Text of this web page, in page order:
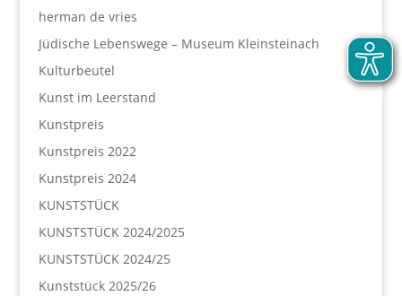
herman de vries
Jüdische Lebenswege – Museum Kleinsteinach
Kulturbeutel
Kunst im Leerstand
Kunstpreis
Kunstpreis 2022
Kunstpreis 2024
KUNSTSTÜCK
KUNSTSTÜCK 2024/2025
KUNSTSTÜCK 2024/25
Kunststück 2025/26